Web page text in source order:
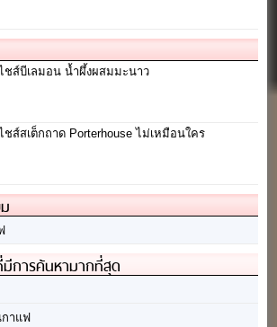
ชส์บีเลมอน น้ำผึ้งผสมมะนาว
ชส์สเต็กถาด Porterhouse ไม่เหมือนใคร
มีการค้นหามากที่สุด
าแฟ